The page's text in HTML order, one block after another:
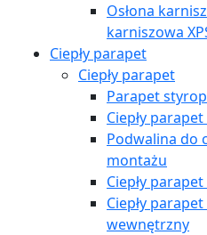
Osłona
karniszowa
Ciepły parapet
Ciepły parapet
Parapet
Ciepły parapet
Podwalina do
montażu
Ciepły
Ciepły parapet
wewnętrzny